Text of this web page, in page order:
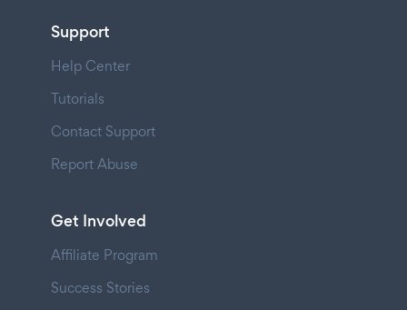
Support
Help Center
Tutorials
Contact Support
Report Abuse
Get Involved
Affiliate Program
Success Stories